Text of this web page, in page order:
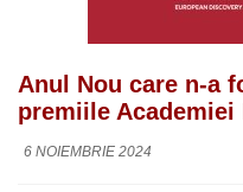
Anul Nou care n-a
premiile Academiei
6 NOIEMBRIE 2024